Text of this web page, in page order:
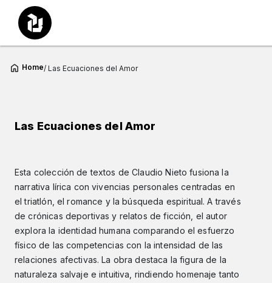
Home/ Las Ecuaciones del Amor
Las Ecuaciones del Amor
Esta colección de textos de Claudio Nieto fusiona la
narrativa lírica con vivencias personales centradas en
el triatlón, el romance y la búsqueda espiritual. A través
de crónicas deportivas y relatos de ficción, el autor
explora la identidad humana comparando el esfuerzo
físico de las competencias con la intensidad de las
relaciones afectivas. La obra destaca la figura de la
naturaleza salvaje e intuitiva, rindiendo homenaje tanto